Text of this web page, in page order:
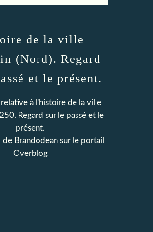
de la ville
(Nord). Regard
et le présent.
à l'histoire de la ville
Regard sur le passé et le
présent.
de Brandodean sur le portail
Overblog